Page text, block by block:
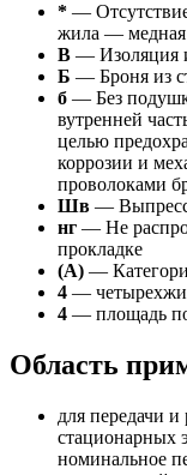
* —
жила — медная
В — Изоляция
Б — Броня из
б — Без
вутренней
целью
коррозии и
проволоками
Шв —
нг — Не
прокладке
(А) —
4 —
4 — площадь
Область
для передачи и
стационарных
номинальное